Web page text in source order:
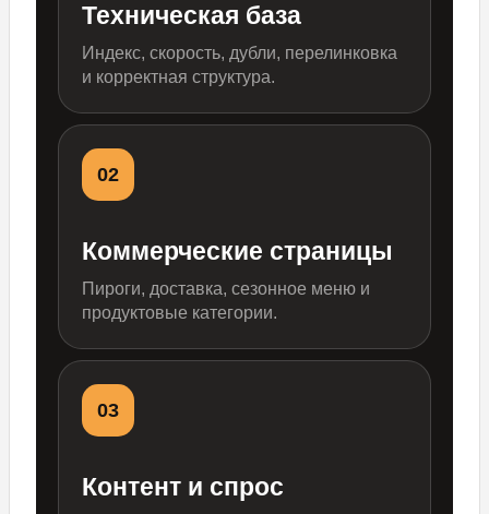
Техническая база
Индекс, скорость, дубли, перелинковка
и корректная структура.
02
Коммерческие страницы
Пироги, доставка, сезонное меню и
продуктовые категории.
03
Контент и спрос